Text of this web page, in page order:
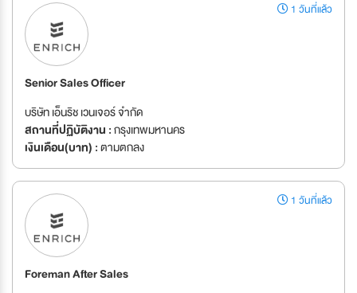
1 วันที่แล้ว
Senior Sales Officer
บริษัท เอ็นริช เวนเจอร์ จำกัด
สถานที่ปฏิบัติงาน :กรุงเทพมหานคร
เงินเดือน(บาท) :ตามตกลง
1 วันที่แล้ว
Foreman After Sales